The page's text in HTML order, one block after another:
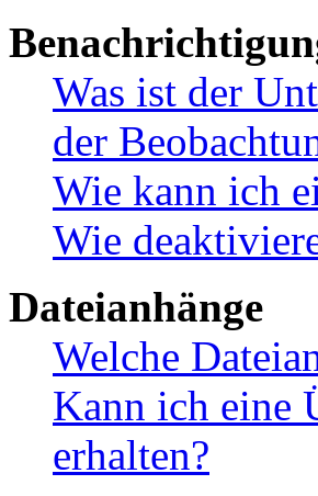
Was ist der
der
Wie kann ich
Wie
Dateianhänge
Welche
Kann ich eine
erhalten?